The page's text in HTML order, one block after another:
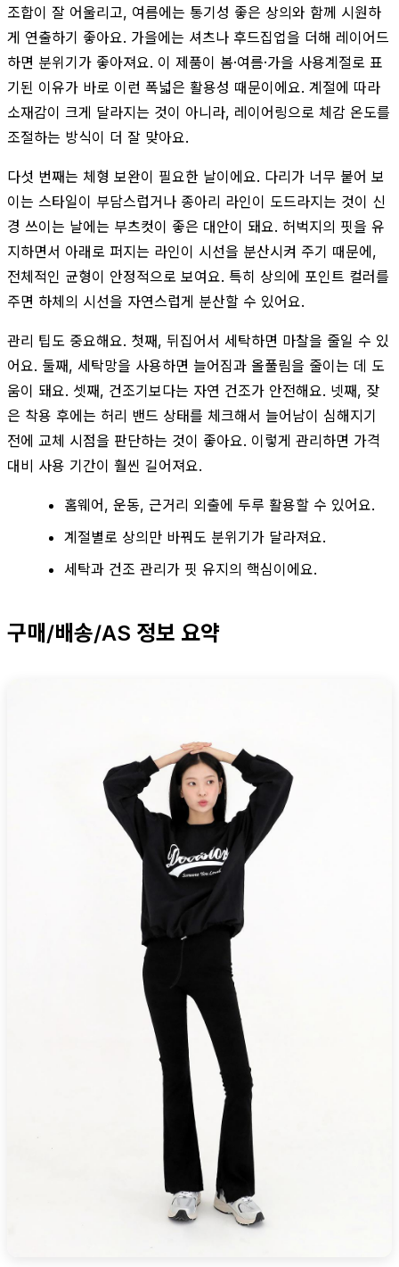
조합이 잘 어울리고, 여름에는 통기성 좋은 상의와 함께 시원하
게 연출하기 좋아요. 가을에는 셔츠나 후드집업을 더해 레이어드
하면 분위기가 좋아져요. 이 제품이 봄·여름·가을 사용계절로 표
기된 이유가 바로 이런 폭넓은 활용성 때문이에요. 계절에 따라
소재감이 크게 달라지는 것이 아니라, 레이어링으로 체감 온도를
조절하는 방식이 더 잘 맞아요.
다섯 번째는 체형 보완이 필요한 날이에요. 다리가 너무 붙어 보
이는 스타일이 부담스럽거나 종아리 라인이 도드라지는 것이 신
경 쓰이는 날에는 부츠컷이 좋은 대안이 돼요. 허벅지의 핏을 유
지하면서 아래로 퍼지는 라인이 시선을 분산시켜 주기 때문에,
전체적인 균형이 안정적으로 보여요. 특히 상의에 포인트 컬러를
주면 하체의 시선을 자연스럽게 분산할 수 있어요.
관리 팁도 중요해요. 첫째, 뒤집어서 세탁하면 마찰을 줄일 수 있
어요. 둘째, 세탁망을 사용하면 늘어짐과 올풀림을 줄이는 데 도
움이 돼요. 셋째, 건조기보다는 자연 건조가 안전해요. 넷째, 잦
은 착용 후에는 허리 밴드 상태를 체크해서 늘어남이 심해지기
전에 교체 시점을 판단하는 것이 좋아요. 이렇게 관리하면 가격
대비 사용 기간이 훨씬 길어져요.
홈웨어, 운동, 근거리 외출에 두루 활용할 수 있어요.
계절별로 상의만 바꿔도 분위기가 달라져요.
세탁과 건조 관리가 핏 유지의 핵심이에요.
구매/배송/AS 정보 요약